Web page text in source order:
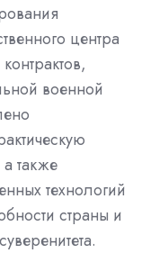
центра
военной
также
технологий
страны и